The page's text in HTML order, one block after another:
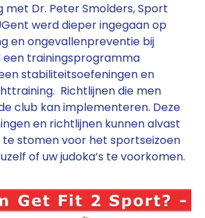
met Dr. Peter Smolders, Sport
werd dieper ingegaan op
en ongevallenpreventie bij
een trainingsprogramma
stabiliteitsoefeningen en
Richtlijnen die men
club kan implementeren. Deze
en richtlijnen kunnen alvast
stomen voor het sportseizoen
of uw judoka’s te voorkomen.